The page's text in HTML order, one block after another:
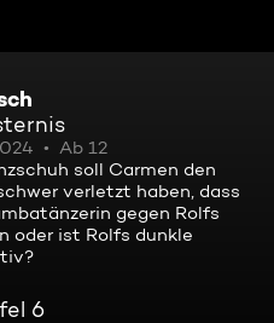
Ab 12
soll Carmen den
verletzt haben, dass
gegen Rolfs
oder ist Rolfs dunkle
6